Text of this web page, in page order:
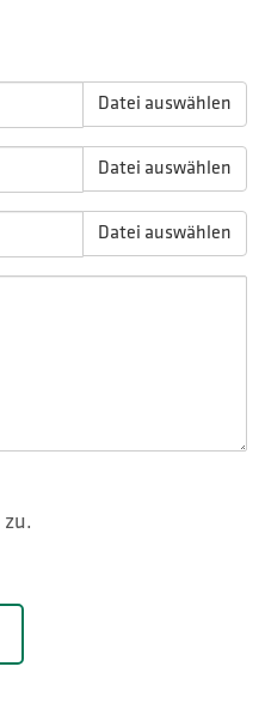
Datei auswählen
Datei auswählen
Datei auswählen
zu.